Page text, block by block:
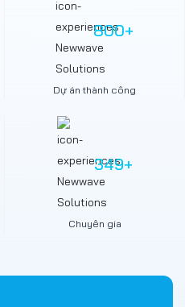
800+
Dự án thành công
349+
Chuyên gia